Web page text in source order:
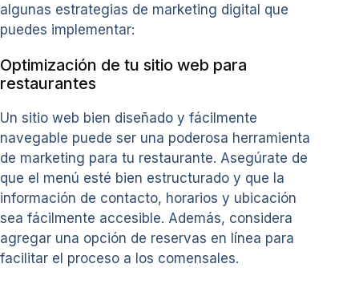
algunas estrategias de marketing digital que
puedes implementar:
Optimización de tu sitio web para
restaurantes
Un sitio web bien diseñado y fácilmente
navegable puede ser una poderosa herramienta
de marketing para tu restaurante. Asegúrate de
que el menú esté bien estructurado y que la
información de contacto, horarios y ubicación
sea fácilmente accesible. Además, considera
agregar una opción de reservas en línea para
facilitar el proceso a los comensales.